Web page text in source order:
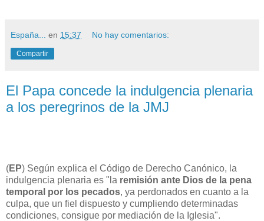
España... en 15:37 No hay comentarios:
Compartir
El Papa concede la indulgencia plenaria
a los peregrinos de la JMJ
(EP) Según explica el Código de Derecho Canónico, la
indulgencia plenaria es "la remisión ante Dios de la pena
temporal por los pecados, ya perdonados en cuanto a la
culpa, que un fiel dispuesto y cumpliendo determinadas
condiciones, consigue por mediación de la Iglesia".